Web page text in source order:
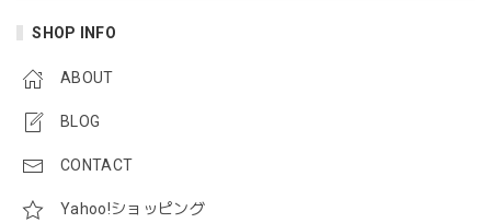
SHOP INFO
ABOUT
BLOG
CONTACT
Yahoo!ショッピング